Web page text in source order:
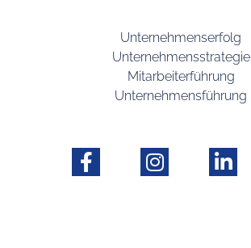
Unternehmenserfolg
Unternehmensstrategie
Mitarbeiterführung
Unternehmensführung